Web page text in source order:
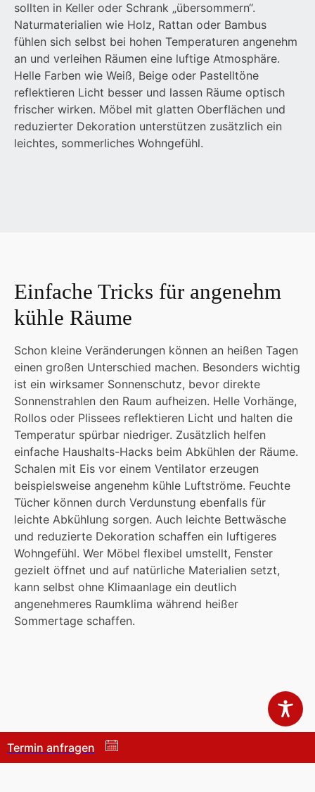
Termin anfragen
sollten in Keller oder Schrank „übersommern“.
Naturmaterialien wie Holz, Rattan oder Bambus
fühlen sich selbst bei hohen Temperaturen angenehm
an und verleihen Räumen eine luftige Atmosphäre.
Helle Farben wie Weiß, Beige oder Pastelltöne
reflektieren Licht besser und lassen Räume optisch
frischer wirken. Möbel mit glatten Oberflächen und
reduzierter Dekoration unterstützen zusätzlich ein
leichtes, sommerliches Wohngefühl.
Einfache Tricks für angenehm
kühle Räume
Schon kleine Veränderungen können an heißen Tagen
einen großen Unterschied machen. Besonders wichtig
ist ein wirksamer Sonnenschutz, bevor direkte
Sonnenstrahlen den Raum aufheizen. Helle Vorhänge,
Rollos oder Plissees reflektieren Licht und halten die
Temperatur spürbar niedriger. Zusätzlich helfen
einfache Haushalts-Hacks beim Abkühlen der Räume.
Schalen mit Eis vor einem Ventilator erzeugen
beispielsweise angenehm kühle Luftströme. Feuchte
Tücher können durch Verdunstung ebenfalls für
leichte Abkühlung sorgen. Auch leichte Bettwäsche
und reduzierte Dekoration schaffen ein luftigeres
Wohngefühl. Wer Möbel flexibel umstellt, Fenster
gezielt öffnet und auf natürliche Materialien setzt,
kann selbst ohne Klimaanlage ein deutlich
angenehmeres Raumklima während heißer
Sommertage schaffen.